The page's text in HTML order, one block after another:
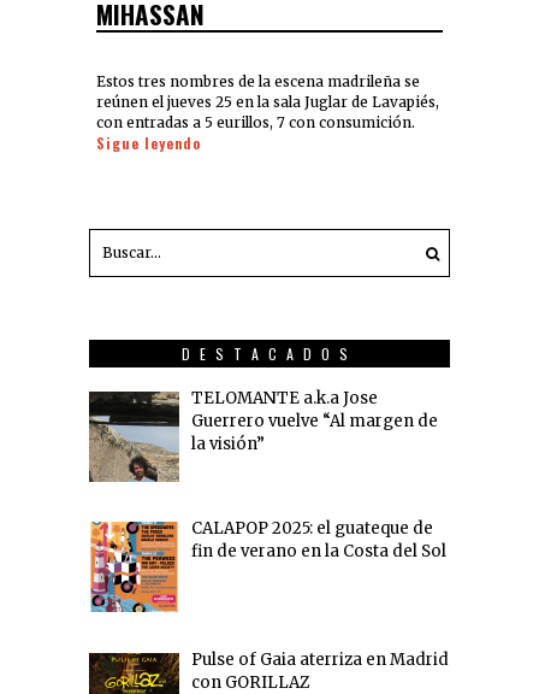
MIHASSAN
Estos tres nombres de la escena madrileña se
reúnen el jueves 25 en la sala Juglar de Lavapiés,
con entradas a 5 eurillos, 7 con consumición.
Sigue leyendo
DESTACADOS
TELOMANTE a.k.a Jose
Guerrero vuelve “Al margen de
la visión”
CALAPOP 2025: el guateque de
fin de verano en la Costa del Sol
Pulse of Gaia aterriza en Madrid
con GORILLAZ